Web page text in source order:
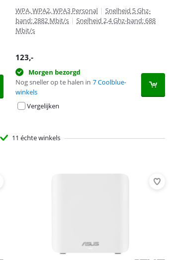
WPA, WPA2, WPA3 Personal | Snelheid 5 Ghz-
band: 2882 Mbit/s | Snelheid 2,4 Ghz-band: 688
Mbit/s
123,-
Morgen bezorgd
Nog sneller op te halen in 7 Coolblue-
winkels
Vergelijken
11 échte winkels